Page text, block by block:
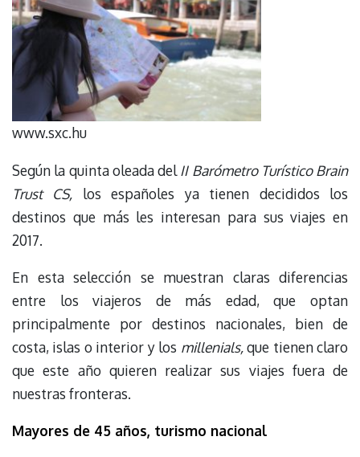
www.sxc.hu
Según la quinta oleada del II Barómetro Turístico Brain
Trust CS, los españoles ya tienen decididos los
destinos que más les interesan para sus viajes en
2017.
En esta selección se muestran claras diferencias
entre los viajeros de más edad, que optan
principalmente por destinos nacionales, bien de
costa, islas o interior y los millenials,que tienen claro
que este año quieren realizar sus viajes fuera de
nuestras fronteras.
Mayores de 45 años, turismo nacional